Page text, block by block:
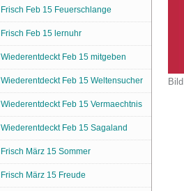
Frisch Feb 15 Feuerschlange
Frisch Feb 15 lernuhr
Wiederentdeckt Feb 15 mitgeben
Wiederentdeckt Feb 15 Weltensucher
Wiederentdeckt Feb 15 Vermaechtnis
Wiederentdeckt Feb 15 Sagaland
Frisch März 15 Sommer
Frisch März 15 Freude